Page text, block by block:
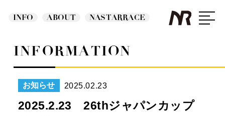
INFO ABOUT NASTARRACE
INFORMATION
お知らせ 2025.02.23
2025.2.23 26thジャパンカップ